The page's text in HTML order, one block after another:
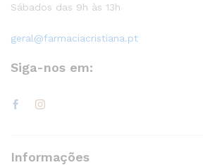
Sábados das 9h às 13h
geral@farmaciacristiana.pt
Siga-nos em:
Informações